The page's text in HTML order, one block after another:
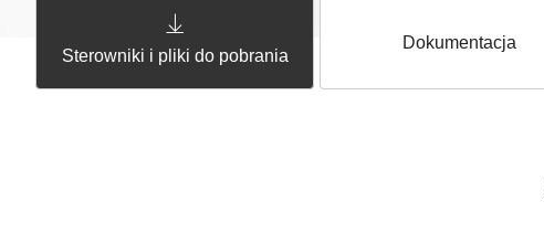
Sterowniki i pliki do pobrania
Dokumentacja